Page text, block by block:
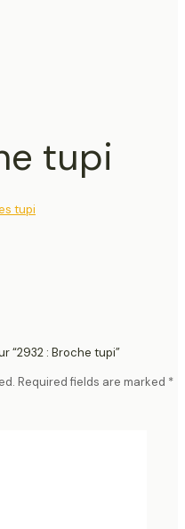
tupi
tupi
“2932 : Broche tupi”
Required fields are marked *